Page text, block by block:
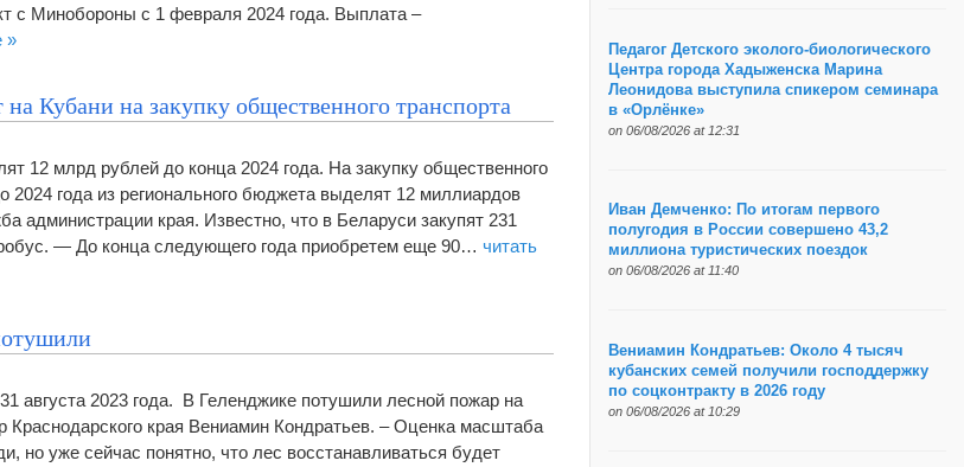
с Минобороны с 1 февраля 2024 года. Выплата –
»
Кубани на закупку общественного транспорта
12 млрд рублей до конца 2024 года. На закупку общественного
2024 года из регионального бюджета выделят 12 миллиардов
администрации края. Известно, что в Беларуси закупят 231
— До конца следующего года приобретем еще 90… читать
августа 2023 года. В Геленджике потушили лесной пожар на
Краснодарского края Вениамин Кондратьев. – Оценка масштаба
но уже сейчас понятно, что лес восстанавливаться будет
Педагог Детского эколого-биологического
Центра города Хадыженска Марина
Леонидова выступила спикером семинара
в «Орлёнке»
on 06/08/2026 at 12:31
Иван Демченко: По итогам первого
полугодия в России совершено 43,2
миллиона туристических поездок
on 06/08/2026 at 11:40
Вениамин Кондратьев: Около 4 тысяч
кубанских семей получили господдержку
по соцконтракту в 2026 году
on 06/08/2026 at 10:29